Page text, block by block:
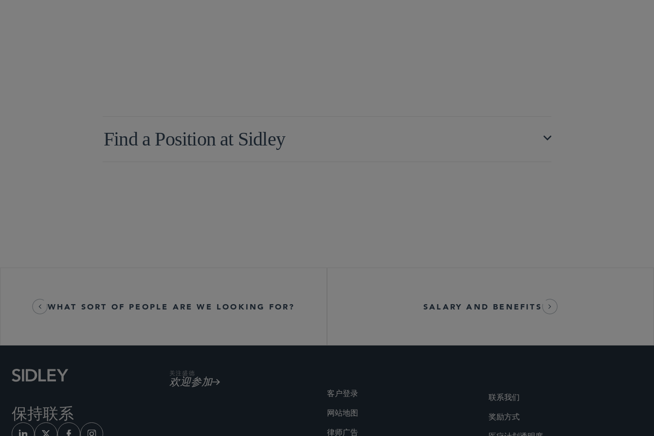
Find a Position at Sidley
WHAT SORT OF PEOPLE ARE WE LOOKING FOR? SALARY AND BENEFITS
保持联系
关注盛德
欢迎参加
客户登录
网站地图
律师广告
联系我们
奖励方式